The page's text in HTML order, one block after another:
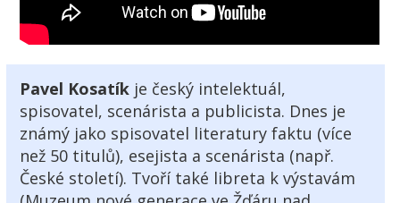
Pavel Kosatík je český intelektuál,
spisovatel, scenárista a publicista. Dnes je
známý jako spisovatel literatury faktu (více
než 50 titulů), esejista a scenárista (např.
České století). Tvoří také libreta k výstavám